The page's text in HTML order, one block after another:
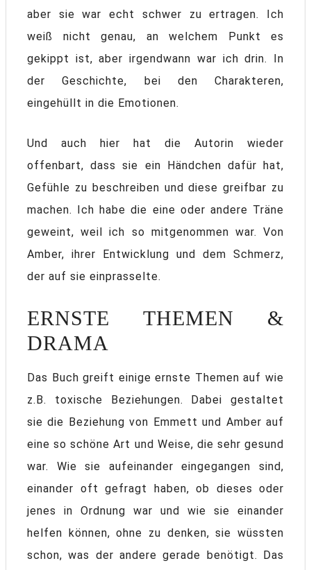
aber sie war echt schwer zu ertragen. Ich
weiß nicht genau, an welchem Punkt es
gekippt ist, aber irgendwann war ich drin. In
der Geschichte, bei den Charakteren,
eingehüllt in die Emotionen.
Und auch hier hat die Autorin wieder
offenbart, dass sie ein Händchen dafür hat,
Gefühle zu beschreiben und diese greifbar zu
machen. Ich habe die eine oder andere Träne
geweint, weil ich so mitgenommen war. Von
Amber, ihrer Entwicklung und dem Schmerz,
der auf sie einprasselte.
ERNSTE THEMEN &
DRAMA
Das Buch greift einige ernste Themen auf wie
z.B. toxische Beziehungen. Dabei gestaltet
sie die Beziehung von Emmett und Amber auf
eine so schöne Art und Weise, die sehr gesund
war. Wie sie aufeinander eingegangen sind,
einander oft gefragt haben, ob dieses oder
jenes in Ordnung war und wie sie einander
helfen können, ohne zu denken, sie wüssten
schon, was der andere gerade benötigt. Das